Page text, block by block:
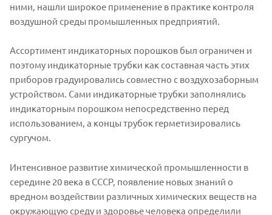
ними, нашли широкое применение в практике контроля
воздушной среды промышленных предприятий.
Ассортимент индикаторных порошков был ограничен и
поэтому индикаторные трубки как составная часть этих
приборов градуировались совместно с воздухозаборным
устройством. Сами индикаторные трубки заполнялись
индикаторным порошком непосредственно перед
использованием, а концы трубок герметизировались
сургучом.
Интенсивное развитие химической промышленности в
середине 20 века в СССР, появление новых знаний о
вредном воздействии различных химических веществ на
окружающую среду и здоровье человека определили